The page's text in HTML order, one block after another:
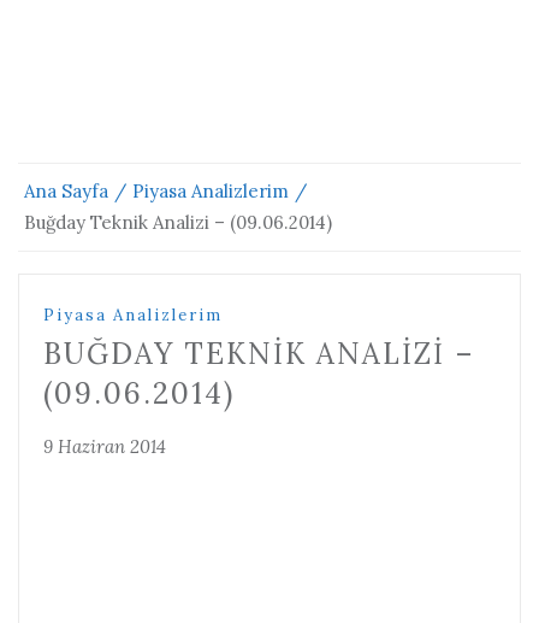
Ana Sayfa
Piyasa Analizlerim
Buğday Teknik Analizi – (09.06.2014)
Piyasa Analizlerim
BUĞDAY TEKNIK ANALIZI –
(09.06.2014)
9 Haziran 2014